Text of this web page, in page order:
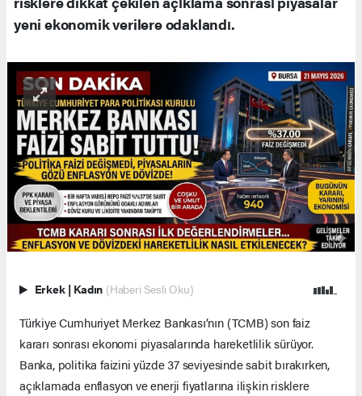
yeni ekonomik verilere odaklandı.
Erkek | Kadın (Haberi Sesli Oku)
Türkiye Cumhuriyet Merkez Bankası’nın (TCMB) son faiz
kararı sonrası ekonomi piyasalarında hareketlilik sürüyor.
Banka, politika faizini yüzde 37 seviyesinde sabit bırakırken,
açıklamada enflasyon ve enerji fiyatlarına ilişkin risklere